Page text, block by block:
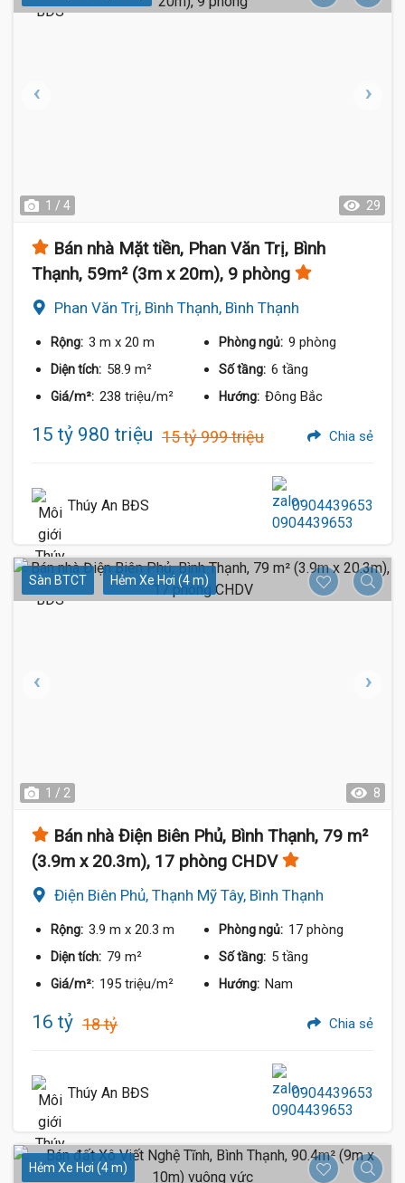
1 / 4 29
Bán nhà Mặt tiền, Phan Văn Trị, Bình
Thạnh, 59m² (3m x 20m), 9 phòng
Phan Văn Trị, Bình Thạnh, Bình Thạnh
Rộng: 3 m x 20 m Phòng ngủ: 9 phòng
Diện tích: 58.9 m² Số tầng: 6 tầng
Giá/m²: 238 triệu/m² Hướng: Đông Bắc
15 tỷ 980 triệu 15 tỷ 999 triệu Chia sẻ
Thúy An BĐS 0904439653
Sàn BTCT Hẻm Xe Hơi (4 m)
1 / 2 8
Bán nhà Điện Biên Phủ, Bình Thạnh, 79 m²
(3.9m x 20.3m), 17 phòng CHDV
Điện Biên Phủ, Thạnh Mỹ Tây, Bình Thạnh
Rộng: 3.9 m x 20.3 m Phòng ngủ: 17 phòng
Diện tích: 79 m² Số tầng: 5 tầng
Giá/m²: 195 triệu/m² Hướng: Nam
16 tỷ 18 tỷ Chia sẻ
Thúy An BĐS 0904439653
Hẻm Xe Hơi (4 m)